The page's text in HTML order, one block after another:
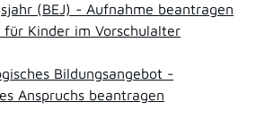
(BEJ) - Aufnahme beantragen
für Kinder im Vorschulalter
Bildungsangebot -
Anspruchs beantragen